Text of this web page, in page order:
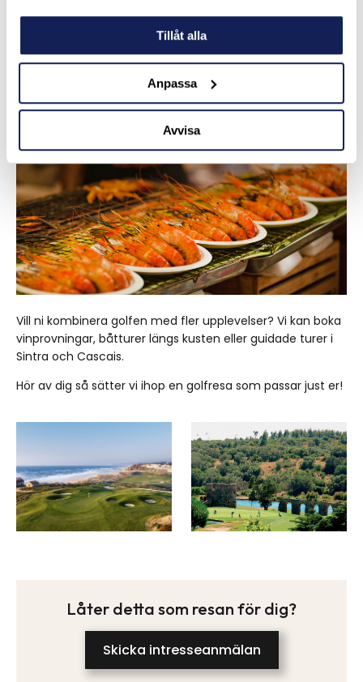
Tillåt alla
Anpassa
Avvisa
golfupplevelse utöver det vanliga, med hotell, green fees,
transporter och middagsbokningar anpassade efter era
önskemål.
Vill ni kombinera golfen med fler upplevelser? Vi kan boka
vinprovningar, båtturer längs kusten eller guidade turer i
Sintra och Cascais.
Hör av dig så sätter vi ihop en golfresa som passar just er!
Låter detta som resan för dig?
Skicka intresseanmälan